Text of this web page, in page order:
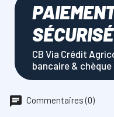
SÉCURISÉ
CB Via Crédit
bancaire & chèque
Commentaires (0)